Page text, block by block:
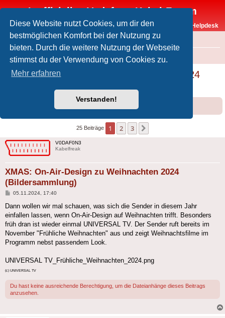
Diese Website nutzt Cookies, um dir den
bestmöglichen Komfort bei der Nutzung zu
bieten. Durch die weitere Nutzung der Webseite
stimmst du der Verwendung von Cookies zu.
Mehr erfahren
Verstanden!
Inoffizielles Vodafone-Kabel-Forum
Vodafone-Kabel-Helpdesk
FAQ
Foren-Übersicht Offtopic
XMAS: On-Air-Design zu Weihnachten 2024
25 Beiträge 1 2 3
V0DAF0N3
Kabelfreak
XMAS: On-Air-Design zu Weihnachten 2024
(Bildersammlung)
Beitrag
05.11.2024, 17:40
Dann wollen wir mal schauen, was sich die Sender in diesem Jahr
einfallen lassen, wenn On-Air-Design auf Weihnachten trifft. Besonders
früh dran ist wieder einmal UNIVERSAL TV. Der Sender ruft bereits im
November "Frühliche Weihnachten" aus und zeigt Weihnachtsfilme im
Programm nebst passendem Look.
UNIVERSAL TV_Frühliche_Weihnachten_2024.png
(c) UNIVERSAL TV
Du hast keine ausreichende Berechtigung, um die Dateianhänge dieses Beitrags
anzusehen.